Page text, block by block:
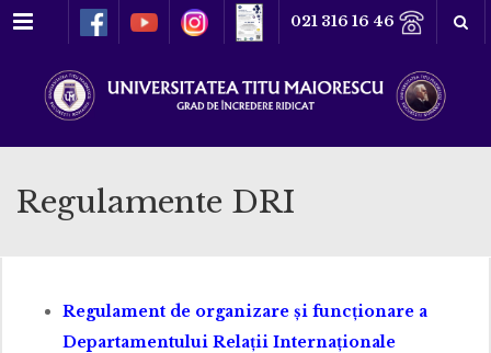
Meniu 021 316 16 46
Regulamente DRI
Regulament de organizare și funcționare a
Departamentului Relații Internaționale